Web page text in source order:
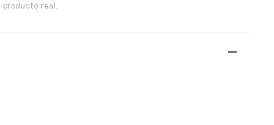
producto real.